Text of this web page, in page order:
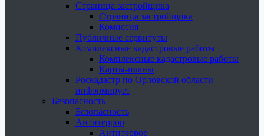
Страница застройщика
Страница застройщика
Комиссия
Публичные сервитуты
Комплексные кадастровые работы
Комплексные кадастровые работы
Карты-планы
Роскадастр по Орловской области
информирует
Безопасность
Безопасность
Антитеррор
Антитеррор